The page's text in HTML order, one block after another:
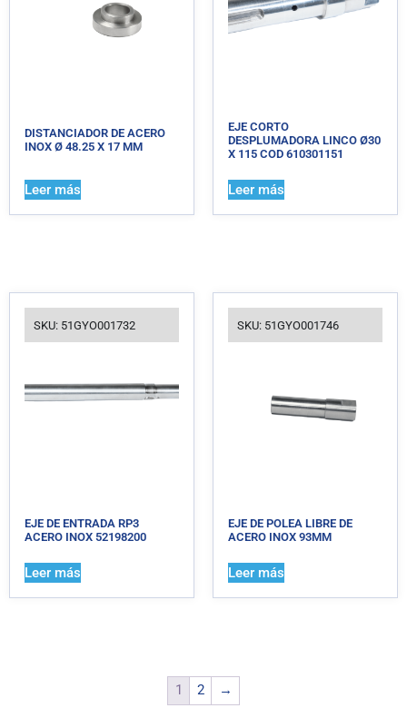
DISTANCIADOR DE ACERO
INOX Ø 48.25 X 17 MM
Leer más
EJE CORTO
DESPLUMADORA LINCO Ø30
X 115 COD 610301151
Leer más
SKU: 51GYO001732
EJE DE ENTRADA RP3
ACERO INOX 52198200
Leer más
SKU: 51GYO001746
EJE DE POLEA LIBRE DE
ACERO INOX 93MM
Leer más
1 2 →